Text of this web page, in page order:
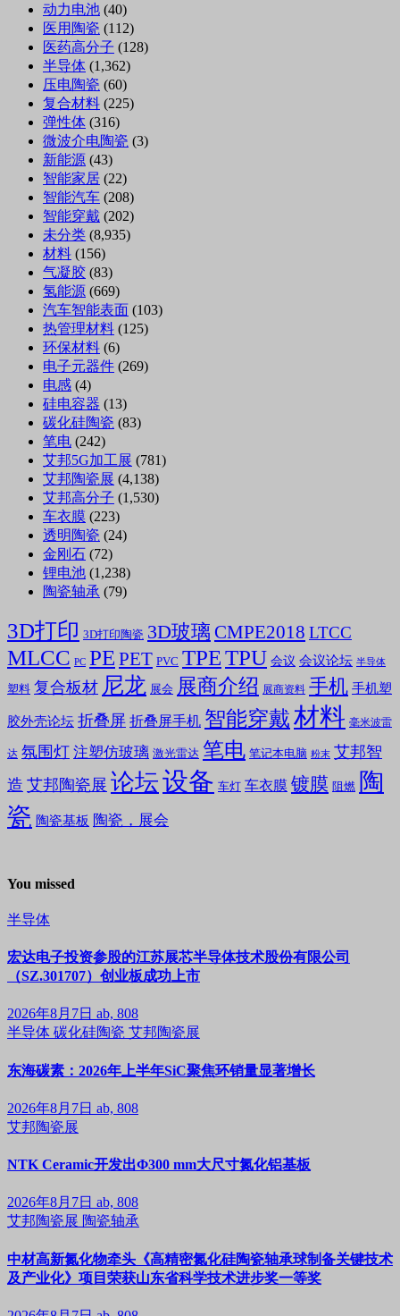
动力电池 (40)
医用陶瓷 (112)
医药高分子 (128)
半导体 (1,362)
压电陶瓷 (60)
复合材料 (225)
弹性体 (316)
微波介电陶瓷 (3)
新能源 (43)
智能家居 (22)
智能汽车 (208)
智能穿戴 (202)
未分类 (8,935)
材料 (156)
气凝胶 (83)
氢能源 (669)
汽车智能表面 (103)
热管理材料 (125)
环保材料 (6)
电子元器件 (269)
电感 (4)
硅电容器 (13)
碳化硅陶瓷 (83)
笔电 (242)
艾邦5G加工展 (781)
艾邦陶瓷展 (4,138)
艾邦高分子 (1,530)
车衣膜 (223)
透明陶瓷 (24)
金刚石 (72)
锂电池 (1,238)
陶瓷轴承 (79)
3D打印 3D打印陶瓷 3D玻璃 CMPE2018 LTCC
MLCC PC PE PET PVC TPETPU 会议 会议论坛 半导体
塑料 复合板材 尼龙 展会 展商介绍 展商资料 手机 手机塑
胶外壳论坛 折叠屏 折叠屏手机 智能穿戴材料 毫米波雷
达 氛围灯 注塑仿玻璃 激光雷达 笔电 笔记本电脑 粉末 艾邦智
造 艾邦陶瓷展 论坛设备 车灯 车衣膜 镀膜 阻燃 陶
瓷 陶瓷基板 陶瓷，展会
You missed
半导体
宏达电子投资参股的江苏展芯半导体技术股份有限公司
（SZ.301707）创业板成功上市
2026年8月7日 ab, 808
半导体 碳化硅陶瓷 艾邦陶瓷展
东海碳素：2026年上半年SiC聚焦环销量显著增长
2026年8月7日 ab, 808
艾邦陶瓷展
NTK Ceramic开发出Φ300 mm大尺寸氮化铝基板
2026年8月7日 ab, 808
艾邦陶瓷展 陶瓷轴承
中材高新氮化物牵头《高精密氮化硅陶瓷轴承球制备关键技术
及产业化》项目荣获山东省科学技术进步奖一等奖